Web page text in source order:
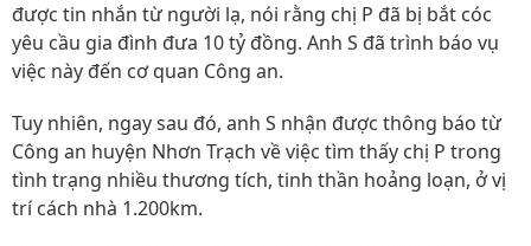
được tin nhắn từ người lạ, nói rằng chị P đã bị bắt cóc
yêu cầu gia đình đưa 10 tỷ đồng. Anh S đã trình báo vụ
việc này đến cơ quan Công an.
Tuy nhiên, ngay sau đó, anh S nhận được thông báo từ
Công an huyện Nhơn Trạch về việc tìm thấy chị P trong
tình trạng nhiều thương tích, tinh thần hoảng loạn, ở vị
trí cách nhà 1.200km.